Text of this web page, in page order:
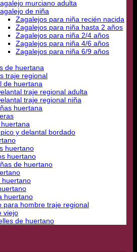
murciano adulta
de niña
Zagalejos para niña recién nacida
Zagalejos para niña hasta 2 años
Zagalejos para niña 2/4 años
Zagalejos para niña 4/6 años
Zagalejos para niña 6/9 años
de huertana
traje regional
de huertana
traje regional adulta
traje regional niña
huertana
y delantal bordado
huertano
huertano
de huertano
huertano
huertano
para hombre traje regional
viejo
de huertano